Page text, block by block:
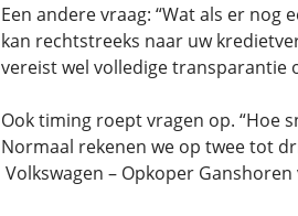
Een andere vraag: “Wat als er
kan rechtstreeks naar uw
vereist wel volledige transparantie
Ook timing roept vragen op. “Hoe
Normaal rekenen we op twee tot
Volkswagen – Opkoper